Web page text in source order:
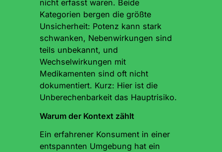
nicht erfasst waren. Beide
Kategorien bergen die größte
Unsicherheit: Potenz kann stark
schwanken, Nebenwirkungen sind
teils unbekannt, und
Wechselwirkungen mit
Medikamenten sind oft nicht
dokumentiert. Kurz: Hier ist die
Unberechenbarkeit das Hauptrisiko.
Warum der Kontext zählt
Ein erfahrener Konsument in einer
entspannten Umgebung hat ein